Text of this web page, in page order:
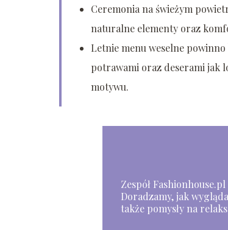
Ceremonia na świeżym
naturalne elementy oraz
Letnie menu weselne
potrawami oraz deserami jak
motywu.
Zespół
Doradzamy, jak
także pomysły na